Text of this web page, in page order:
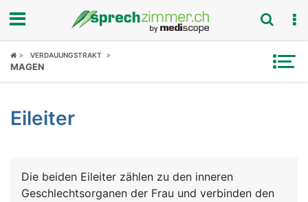
Fokus
Symptome
News
VERDAUUNGSTRAKT
MAGEN
Eileiter
Die beiden Eileiter zählen zu den inneren
Geschlechtsorganen der Frau und verbinden den